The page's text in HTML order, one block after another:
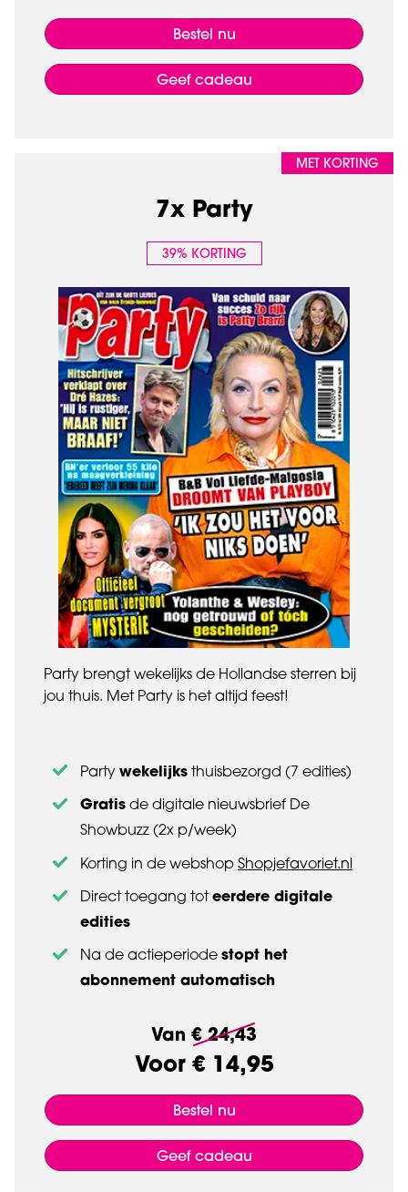
Bestel nu
Geef cadeau
MET KORTING
7x Party
39% KORTING
Party brengt wekelijks de Hollandse sterren bij
jou thuis. Met Party is het altijd feest!
Party wekelijks thuisbezorgd (7 edities)
Gratis de digitale nieuwsbrief De
Showbuzz (2x p/week)
Korting in de webshop Shopjefavoriet.nl
Direct toegang toteerdere digitale
edities
Na de actieperiode stopt het
abonnement automatisch
Van € 24,43
Voor € 14,95
Bestel nu
Geef cadeau